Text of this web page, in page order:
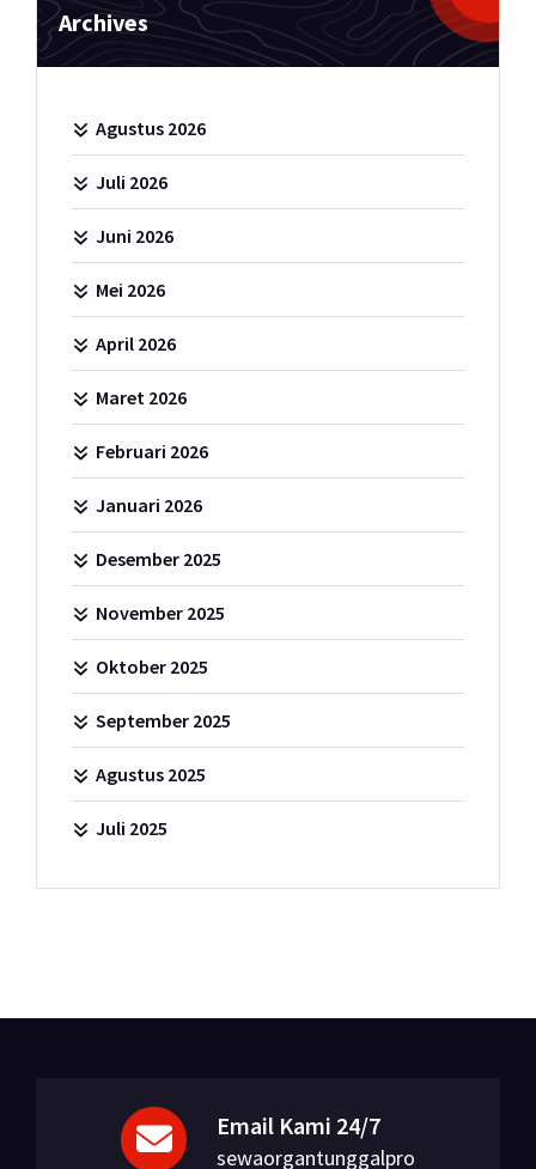
Archives
Agustus 2026
Juli 2026
Juni 2026
Mei 2026
April 2026
Maret 2026
Februari 2026
Januari 2026
Desember 2025
November 2025
Oktober 2025
September 2025
Agustus 2025
Juli 2025
Email Kami 24/7
sewaorgantunggalpro